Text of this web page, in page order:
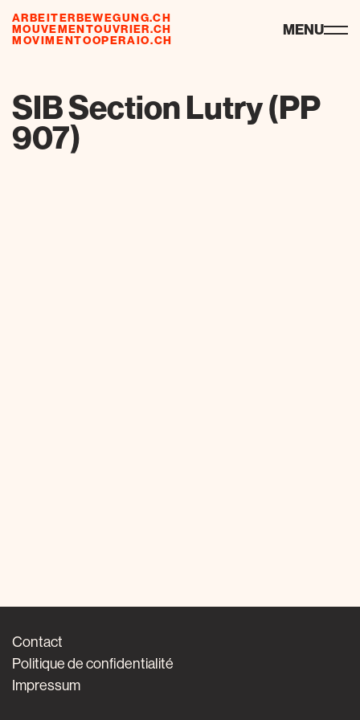
ARBEITERBEWEGUNG.CH
MOUVEMENTOUVRIER.CH
MOVIMENTOOPERAIO.CH
ressources MENU
SIB Section Lutry (PP
907)
Contact
Politique de confidentialité
Impressum